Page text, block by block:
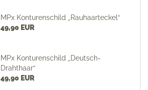
MPx Konturenschild „Rauhaarteckel“
49,90 EUR
MPx Konturenschild „Deutsch-
Drahthaar“
49,90 EUR